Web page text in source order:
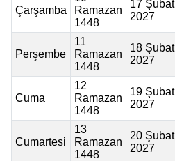
Çarşamba
Ramazan
1448
17 Şubat
2027
Perşembe
11
Ramazan
1448
18 Şubat
2027
Cuma
12
Ramazan
1448
19 Şubat
2027
Cumartesi
13
Ramazan
1448
20 Şubat
2027